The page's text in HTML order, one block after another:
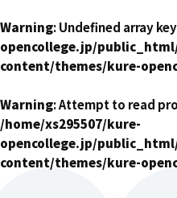
Warning: Undefined array
opencollege.jp/
content/themes/kure-
Warning: Attempt to read
/home/xs295507/kure-
opencollege.jp/
content/themes/kure-